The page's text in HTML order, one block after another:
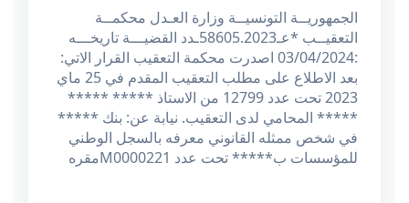
الجمهوريــة التونسيــة وزارة العـدل محكمــة
التعقيــب *عـ58605.2023ـدد القضيـــة تاريخـــه
:03/04/2024 اصدرت محكمة التعقيب القرار الاتي:
بعد الاطلاع على مطلب التعقيب المقدم في 25 ماي
2023 تحت عدد 12799 من الاستاذ ***** *****
***** المحامي لدى التعقيب. نيابة عن: بنك *****
في شخص ممثله القانوني معرفه بالسجل الوطني
للمؤسسات ب***** تحت عدد M0000221مقره